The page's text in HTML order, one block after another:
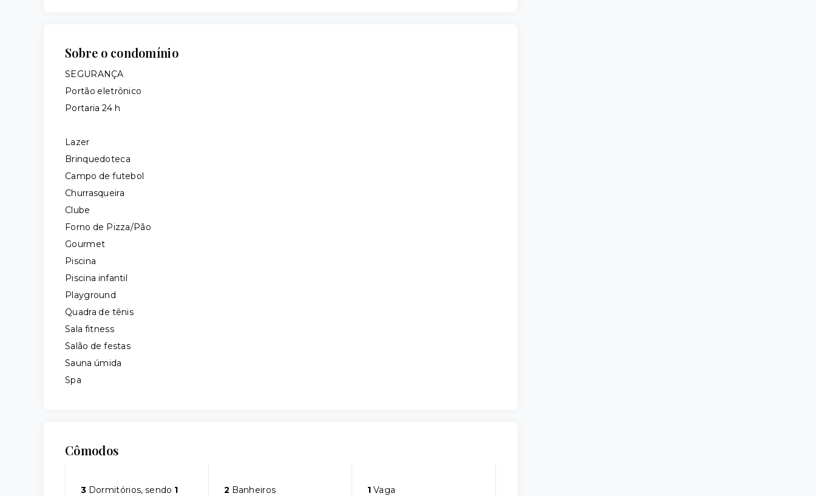
Sobre o condomínio
SEGURANÇA
Portão eletrônico
Portaria 24 h
Lazer
Brinquedoteca
Campo de futebol
Churrasqueira
Clube
Forno de Pizza/Pão
Gourmet
Piscina
Piscina infantil
Playground
Quadra de tênis
Sala fitness
Salão de festas
Sauna úmida
Spa
Cômodos
3 Dormitórios, sendo 1
2 Banheiros 1 Vaga